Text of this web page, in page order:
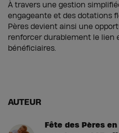
À travers une gestion
engageante et des dotations
Pères devient ainsi une
renforcer durablement le lien
bénéficiaires.
AUTEUR
Fête des Pères